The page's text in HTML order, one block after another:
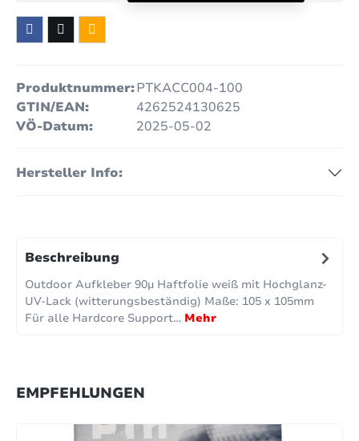
Produktnummer:PTKACC004-100
GTIN/EAN:
4262524130625
VÖ-Datum:
2025-05-02
Hersteller Info:
Beschreibung
Outdoor Aufkleber 90µ Haftfolie weiß mit Hochglanz-
UV-Lack (witterungsbeständig) Maße: 105 x 105mm
Für alle Hardcore Support… Mehr
EMPFEHLUNGEN